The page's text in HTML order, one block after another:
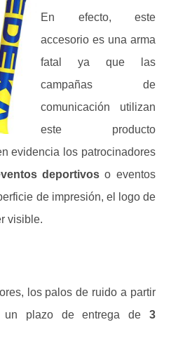
En efecto, este
accesorio es una arma
fatal ya que las
campañas de
comunicación utilizan
este producto
evidencia los patrocinadores
deportivoso eventos
de impresión, el logo de
visible.
los palos de ruido a partir
un plazo de entrega de3